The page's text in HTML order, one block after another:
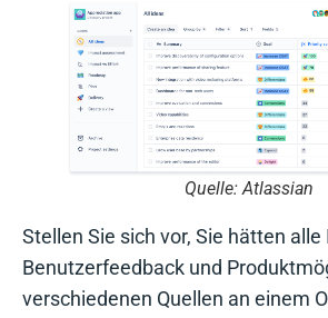
Quelle: Atlassian
Stellen Sie sich vor, Sie hätten alle
Benutzerfeedback und
verschiedenen Quellen an einem